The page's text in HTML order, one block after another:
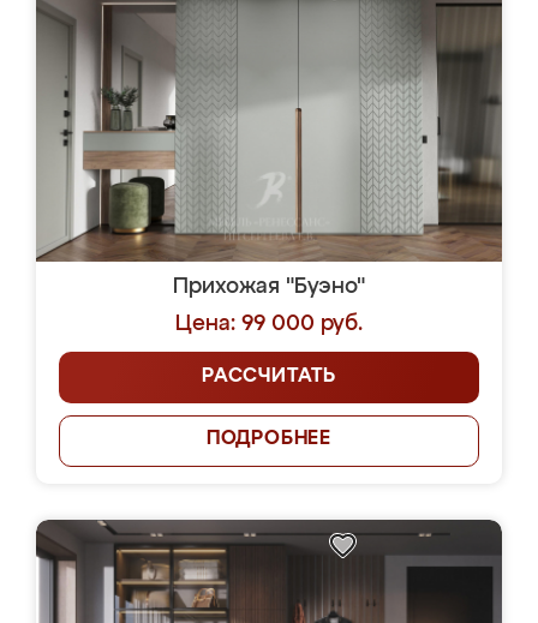
Прихожая "Буэно"
Цена: 99 000 руб.
РАССЧИТАТЬ
ПОДРОБНЕЕ